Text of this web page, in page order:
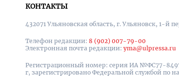
КОНТАКТЫ
432071 Ульяновская область, г. Ульяновск, 1-й
Телефон редакции: 8 (902) 007-79-00
Электронная почта редакции: yma@ulpressa.ru
Регистрационный номер: серия ИА №ФС77-
г, зарегистрировано Федеральной службой по